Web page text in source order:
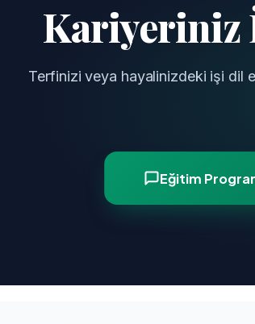
Kariyeriniz
Terfinizi veya hayalinizdeki işi dil
Eğitim